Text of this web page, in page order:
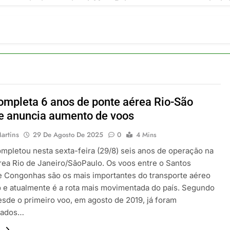
carreira internacional, Marc Balanger assume comando do
diretos entre Porto Alegre e Montevidéu em dezembro
Catarinense: Região do Salto Caveiras atrai novos
em Um Só Lugar: Descubra as Atrações do Parque Mini-
2026
6 anos de ponte aérea Rio-São
anuncia aumento de voos
29 De Agosto De 2025 0
4 Mins
nesta sexta-feira (29/8) seis anos de operação na
Rio de Janeiro/SãoPaulo. Os voos entre o Santos
Congonhas são os mais importantes do transporte aéreo
atualmente é a rota mais movimentada do país. Segundo
o primeiro voo, em agosto de 2019, já foram